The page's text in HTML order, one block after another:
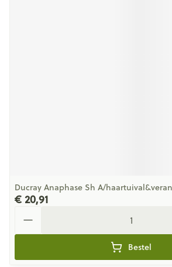
Ducray Anaphase Sh A/
€ 20,91
Bestel